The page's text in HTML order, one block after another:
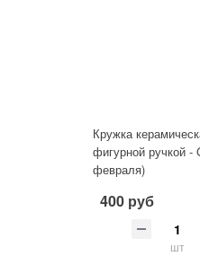
Кружка
фигурной ручкой -
февраля)
400 руб
шт